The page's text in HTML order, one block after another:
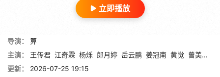
立即播放
导演：
算
主演：
王传君 江奇霖 杨烁 郎月婷 岳云鹏 姜冠南 黄觉 曾美慧孜
更新：
2026-07-25 19:15